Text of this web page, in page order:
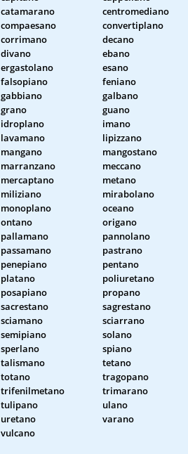
catamarano
centromediano
compaesano
convertiplano
corrimano
decano
divano
ebano
ergastolano
esano
falsopiano
feniano
gabbiano
galbano
grano
guano
idroplano
imano
lavamano
lipizzano
mangano
mangostano
marranzano
meccano
mercaptano
metano
miliziano
mirabolano
monoplano
oceano
ontano
origano
pallamano
pannolano
passamano
pastrano
penepiano
pentano
platano
poliuretano
posapiano
propano
sacrestano
sagrestano
sciamano
sciarrano
semipiano
solano
sperlano
spiano
talismano
tetano
totano
tragopano
trifenilmetano
trimarano
tulipano
ulano
uretano
varano
vulcano